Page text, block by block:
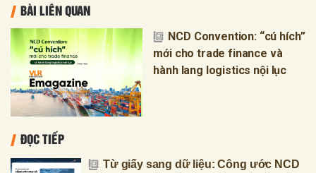
BÀI LIÊN QUAN
NCD Convention: “cú hích”
mới cho trade finance và
hành lang logistics nội lục
ĐỌC TIẾP
Từ giấy sang dữ liệu: Công ước NCD